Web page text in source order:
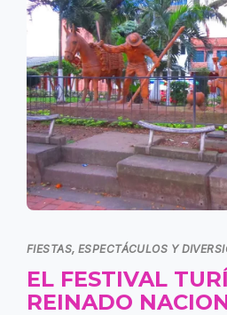
FIESTAS, ESPECTÁCULOS Y
EL FESTIVAL
REINADO